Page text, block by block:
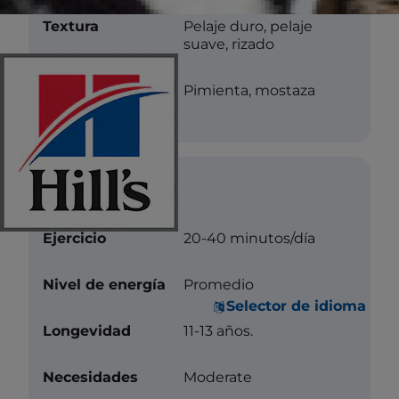
Selector de idioma
Textura
Pelaje duro, pelaje
suave, rizado
Pimienta, mostaza
Cuidados
Ejercicio 20-40 minutos/día
Nivel de energía Promedio
Longevidad 11-13 años.
Necesidades Moderate